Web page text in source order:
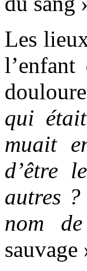
Les
qui
muait
d’être
autres
nom
sauvage